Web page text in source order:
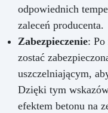
odpowiednich
zaleceń producenta.
Zabezpieczenie: Po
zostać
uszczelniającym,
Dzięki tym
efektem betonu na